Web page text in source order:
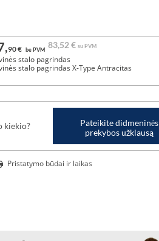
90 € be PVM 83,52 € su PVM
stalo pagrindas
stalo pagrindas X-Type Antracitas
kiekio?
Pateikite didmeninės
prekybos užklausą
Pristatymo būdai ir laikas